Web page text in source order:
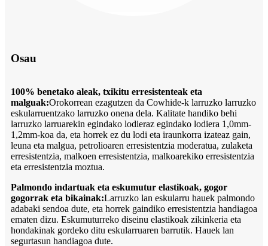
Osau
100% benetako aleak, txikitu erresistenteak eta
malguak:Orokorrean ezagutzen da Cowhide-k larruzko larruzko
eskularruentzako larruzko onena dela. Kalitate handiko behi
larruzko larruarekin egindako lodieraz egindako lodiera 1,0mm-
1,2mm-koa da, eta horrek ez du lodi eta iraunkorra izateaz gain,
leuna eta malgua, petrolioaren erresistentzia moderatua, zulaketa
erresistentzia, malkoen erresistentzia, malkoarekiko erresistentzia
eta erresistentzia moztua.
Palmondo indartuak eta eskumutur elastikoak, gogor
gogorrak eta bikainak:Larruzko lan eskularru hauek palmondo
adabaki sendoa dute, eta horrek gaindiko erresistentzia handiagoa
ematen dizu. Eskumuturreko diseinu elastikoak zikinkeria eta
hondakinak gordeko ditu eskularruaren barrutik. Hauek lan
segurtasun handiagoa dute.